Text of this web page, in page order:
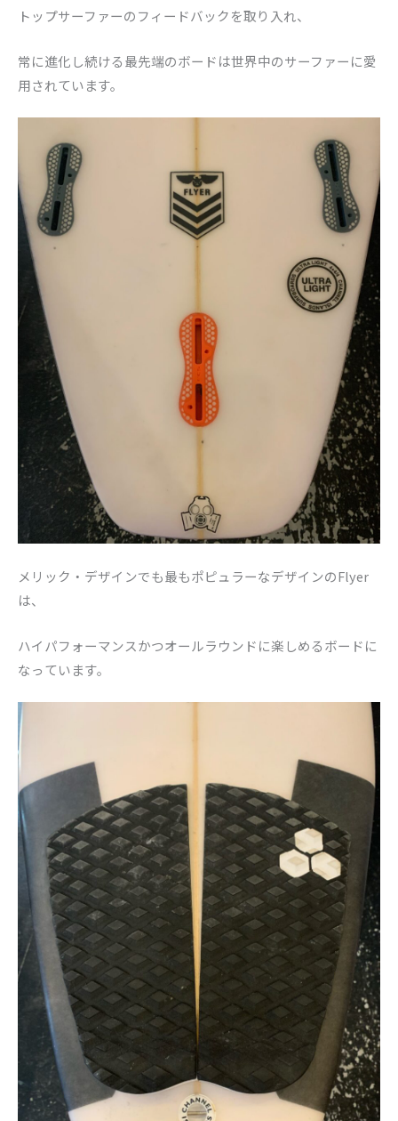
トップサーファーのフィードバックを取り入れ、
常に進化し続ける最先端のボードは世界中のサーファーに愛
用されています。
メリック・デザインでも最もポピュラーなデザインのFlyer
は、
ハイパフォーマンスかつオールラウンドに楽しめるボードに
なっています。